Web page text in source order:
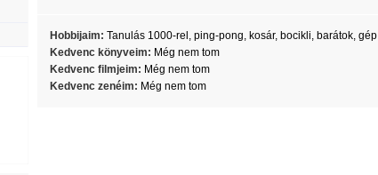
Hobbijaim: Tanulás 1000-rel, ping-pong, kosár, bocikli, barátok, gép
Kedvenc könyveim: Még nem tom
Kedvenc filmjeim: Még nem tom
Kedvenc zenéim: Még nem tom